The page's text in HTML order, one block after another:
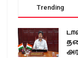
Trending